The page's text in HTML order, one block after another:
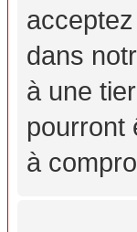
dans
à une
pourront
à